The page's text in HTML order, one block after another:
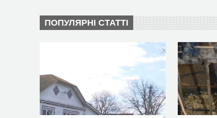
ПОПУЛЯРНІ СТАТТІ